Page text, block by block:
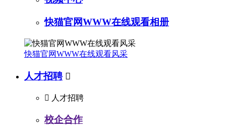
快猫官网WWW在线观看相册
快猫官网WWW在线观看风采
人才招聘 
 人才招聘
校企合作